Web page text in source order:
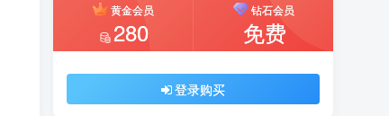
黄金会员
280
钻石会员
免费
登录购买